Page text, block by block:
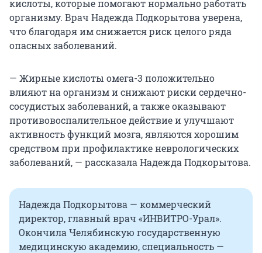
кислоты, которые помогают нормально работать
организму. Врач Надежда Подкорытова уверена,
что благодаря им снижается риск целого ряда
опасных заболеваний.
— Жирные кислоты омега-3 положительно
влияют на организм и снижают риски сердечно-
сосудистых заболеваний, а также оказывают
противовоспалительное действие и улучшают
активность функций мозга, являются хорошим
средством при профилактике неврологических
заболеваний, — рассказала Надежда Подкорытова.
Надежда Подкорытова — коммерческий
директор, главный врач «ИНВИТРО-Урал».
Окончила Челябинскую государственную
медицинскую академию, специальность —